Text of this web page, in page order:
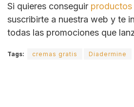
Si quieres conseguir productos
suscribirte a nuestra web y te
todas las promociones que
Tags: cremas gratis Diadermine